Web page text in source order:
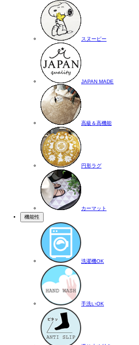
スヌーピー
JAPAN MADE
高級＆高機能
円形ラグ
カーマット
機能性
洗濯機OK
手洗いOK